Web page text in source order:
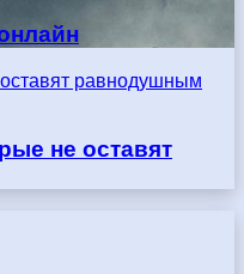
равнодушным
не оставят